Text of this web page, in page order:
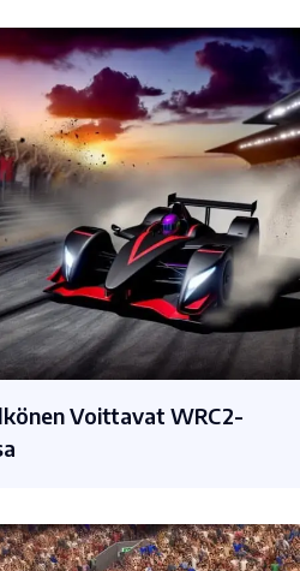
Voittavat WRC2-